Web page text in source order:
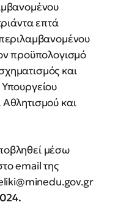
επτά
προϋπολογισμό
και
και
μέσω
email της